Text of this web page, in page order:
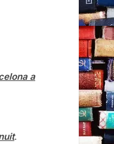
a
.